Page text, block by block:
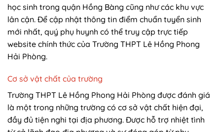
học sinh trong quận Hồng Bàng cũng như các khu vực
lân cận. Để cập nhật thông tin điểm chuẩn tuyển sinh
mới nhất, quý phụ huynh có thể truy cập trực tiếp
website chính thức của Trường THPT Lê Hồng Phong
Hải Phòng.
Cơ sở vật chất của trường
Trường THPT Lê Hồng Phong Hải Phòng được đánh giá
là một trong những trường có cơ sở vật chất hiện đại,
đầy đủ tiện nghi tại địa phương. Được hỗ trợ nhiệt tình